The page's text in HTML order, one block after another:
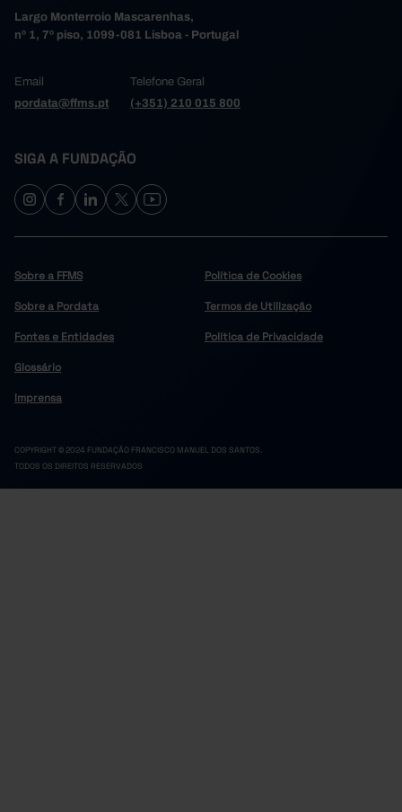
Largo Monterroio Mascarenhas,
nº 1, 7º piso, 1099-081 Lisboa - Portugal
Email
pordata@ffms.pt
Telefone Geral
(+351) 210 015 800
SIGA A FUNDAÇÃO
Sobre a FFMS
Sobre a Pordata
Fontes e Entidades
Glossário
Imprensa
Política de Cookies
Termos de Utilização
Política de Privacidade
COPYRIGHT © 2024 FUNDAÇÃO FRANCISCO MANUEL DOS SANTOS.
TODOS OS DIREITOS RESERVADOS